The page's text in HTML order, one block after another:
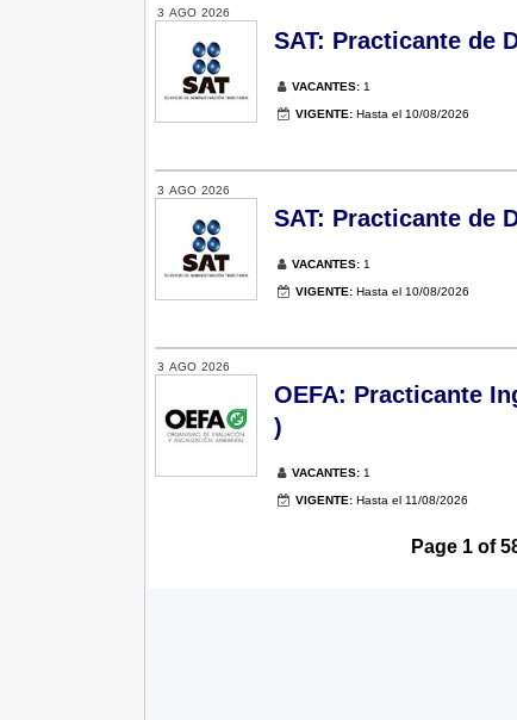
3 AGO 2026
SAT: Practicante de
VACANTES: 1
VIGENTE: Hasta el 10/08/2026
3 AGO 2026
SAT: Practicante de
VACANTES: 1
VIGENTE: Hasta el 10/08/2026
3 AGO 2026
OEFA: Practicante
)
VACANTES: 1
VIGENTE: Hasta el 11/08/2026
Page 1 of